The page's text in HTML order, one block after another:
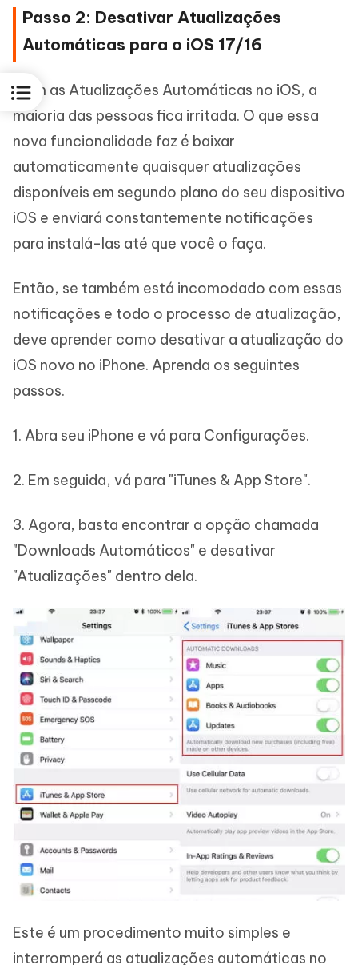
Passo 2: Desativar Atualizações
Automáticas para o iOS 17/16
Com as Atualizações Automáticas no iOS, a
maioria das pessoas fica irritada. O que essa
nova funcionalidade faz é baixar
automaticamente quaisquer atualizações
disponíveis em segundo plano do seu dispositivo
iOS e enviará constantemente notificações
para instalá-las até que você o faça.
Então, se também está incomodado com essas
notificações e todo o processo de atualização,
deve aprender como desativar a atualização do
iOS novo no iPhone. Aprenda os seguintes
passos.
1. Abra seu iPhone e vá para Configurações.
2. Em seguida, vá para "iTunes & App Store".
3. Agora, basta encontrar a opção chamada
"Downloads Automáticos" e desativar
"Atualizações" dentro dela.
Este é um procedimento muito simples e
interromperá as atualizações automáticas no